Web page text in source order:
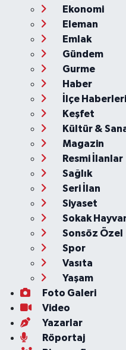
Ekonomi
Eleman
Emlak
Gündem
Gurme
Haber
İlçe Haberleri
Keşfet
Kültür &
Magazin
Resmi İlanlar
Sağlık
Seri İlan
Siyaset
Sokak
Sonsöz Özel
Spor
Vasıta
Yaşam
Foto Galeri
Video
Yazarlar
Röportaj